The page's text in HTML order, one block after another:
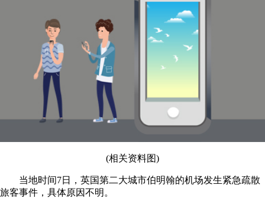
(相关资料图)
当地时间7日，英国第二大城市伯明翰的机场发生紧急疏散
旅客事件，具体原因不明。